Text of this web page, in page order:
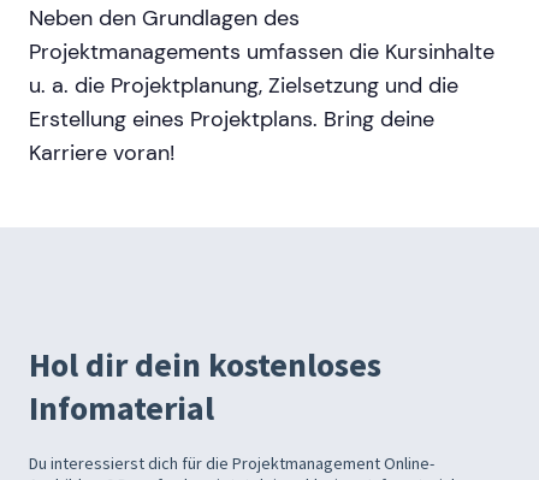
Neben den Grundlagen des
Projektmanagements umfassen die Kursinhalte
u. a. die Projektplanung, Zielsetzung und die
Erstellung eines Projektplans. Bring deine
Karriere voran!